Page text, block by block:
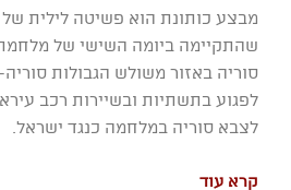
מבצע כותונת הוא פשיטה לילית של
שהתקיימה ביומה השישי של
סוריה באזור משולש הגבולות
לפגוע בתשתיות ובשיירות רכב
לצבא סוריה במלחמה כנגד ישראל.
קרא עוד